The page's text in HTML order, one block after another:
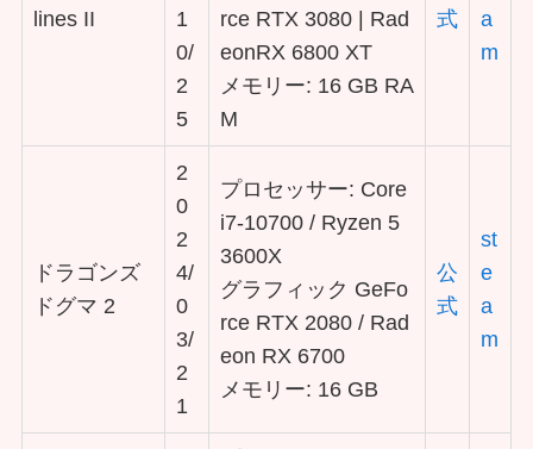
lines II
1
0/
2
5
rce RTX 3080 | Rad
eonRX 6800 XT
メモリー: 16 GB RA
M
式
a
m
ドラゴンズ
ドグマ 2
2
0
2
4/
0
3/
2
1
プロセッサー: Core
i7-10700 / Ryzen 5
3600X
グラフィック GeFo
rce RTX 2080 / Rad
eon RX 6700
メモリー: 16 GB
公
式
st
e
a
m